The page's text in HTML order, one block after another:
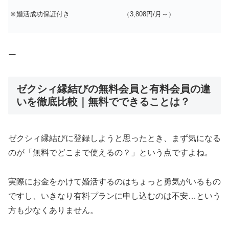
※婚活成功保証付き （3,808円/月～）
ー
ゼクシィ縁結びの無料会員と有料会員の違
いを徹底比較｜無料でできることは？
ゼクシィ縁結びに登録しようと思ったとき、まず気になる
のが「無料でどこまで使えるの？」という点ですよね。
実際にお金をかけて婚活するのはちょっと勇気がいるもの
ですし、いきなり有料プランに申し込むのは不安…という
方も少なくありません。